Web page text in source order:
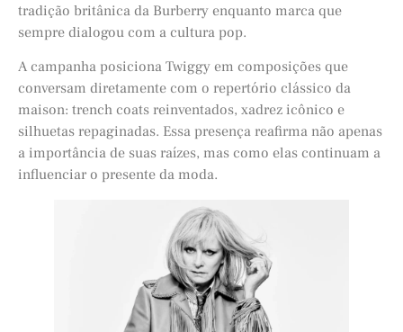
tradição britânica da Burberry enquanto marca que
sempre dialogou com a cultura pop.
A campanha posiciona Twiggy em composições que
conversam diretamente com o repertório clássico da
maison: trench coats reinventados, xadrez icônico e
silhuetas repaginadas. Essa presença reafirma não apenas
a importância de suas raízes, mas como elas continuam a
influenciar o presente da moda.